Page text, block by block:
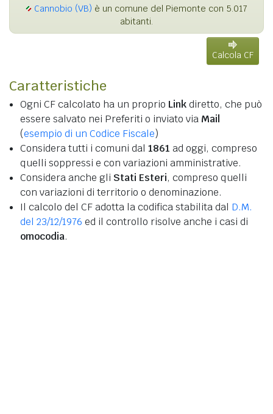
Cannobio (VB) è un comune del Piemonte con 5.017
abitanti.
Calcola CF
Caratteristiche
Ogni CF calcolato ha un proprio Linkdiretto, che può
essere salvato nei Preferiti o inviato via Mail
(esempio di un Codice Fiscale)
Considera tutti i comuni dal 1861 ad oggi, compreso
quelli soppressi e con variazioni amministrative.
Considera anche gli Stati Esteri, compreso quelli
con variazioni di territorio o denominazione.
Il calcolo del CF adotta la codifica stabilita dal D.M.
del 23/12/1976 ed il controllo risolve anche i casi di
omocodia.